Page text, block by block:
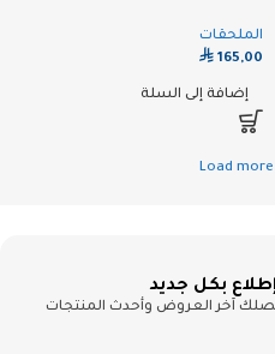
الملحقات
⃁ 165,00
إضافة إلى السلة
Load
بكل جديد
آخر العروض وأحدث المنتجات